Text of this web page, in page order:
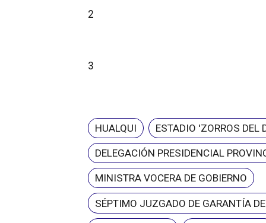
2
3
HUALQUI ESTADIO 'ZORROS DEL
DELEGACIÓN PRESIDENCIAL
MINISTRA VOCERA DE GOBIERNO
SÉPTIMO JUZGADO DE GARANTÍA